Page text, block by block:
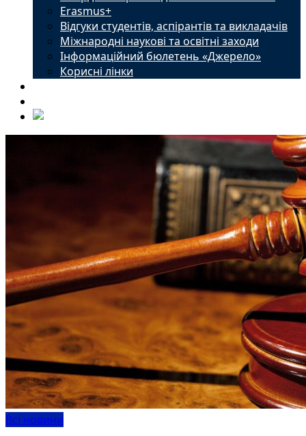
Erasmus+
Відгуки студентів, аспірантів та викладачів
Міжнародні наукові та освітні заходи
Інформаційний бюлетень «Джерело»
Корисні лінки
Всі новини